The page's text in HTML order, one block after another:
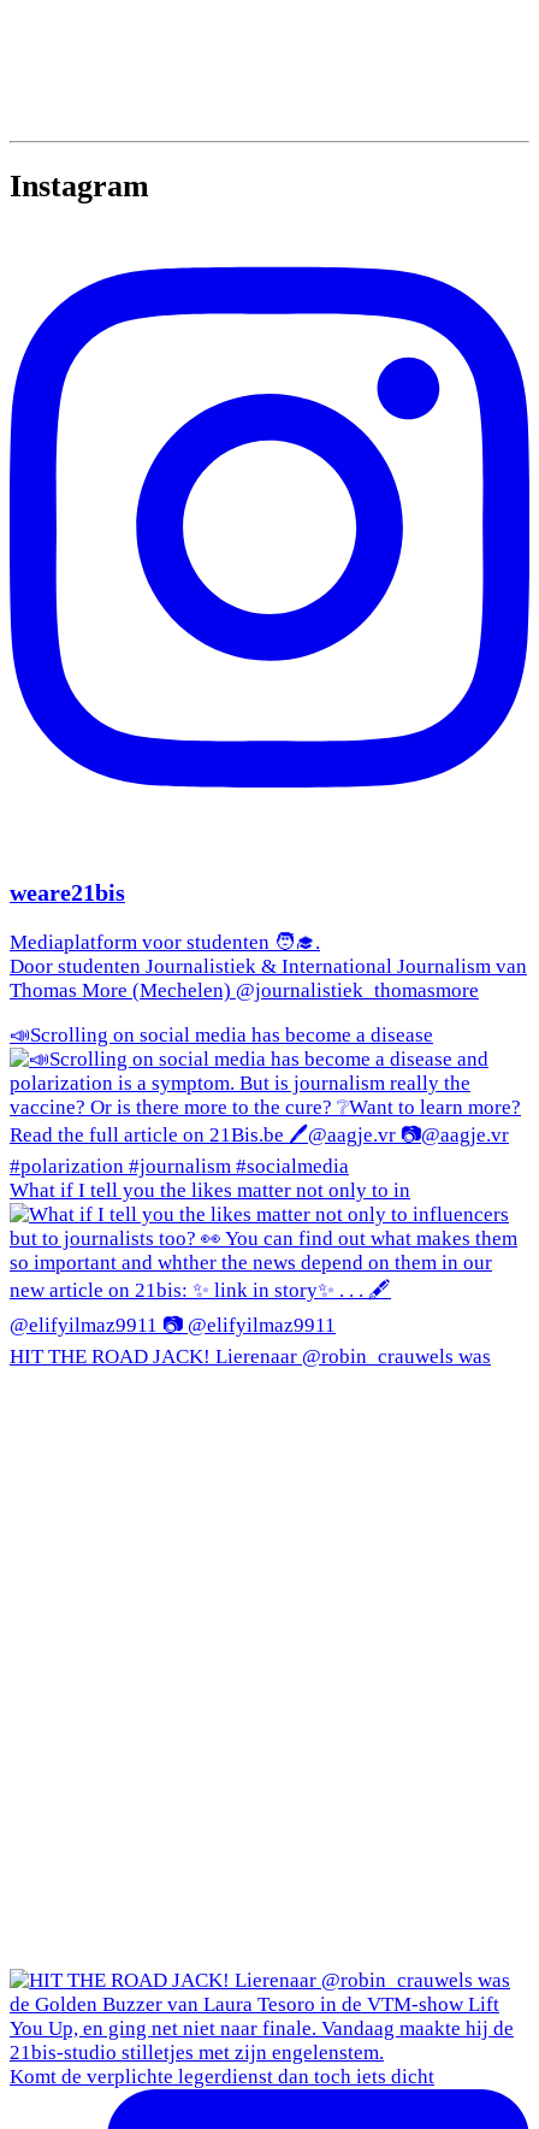
Instagram
weare21bis
Mediaplatform voor studenten 🧑‍🎓.
Door studenten Journalistiek & International Journalism van
Thomas More (Mechelen) @journalistiek_thomasmore
📣Scrolling on social media has become a disease
What if I tell you the likes matter not only to in
HIT THE ROAD JACK! Lierenaar @robin_crauwels was
Komt de verplichte legerdienst dan toch iets dicht